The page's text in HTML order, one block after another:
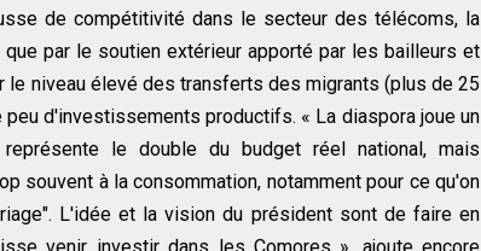
de compétitivité dans le secteur des télécoms, la
par le soutien extérieur apporté par les bailleurs et
le niveau élevé des transferts des migrants (plus de 25
d'investissements productifs. « La diaspora joue un
le double du budget réel national, mais
souvent à la consommation, notamment pour ce qu'on
L'idée et la vision du président sont de faire en